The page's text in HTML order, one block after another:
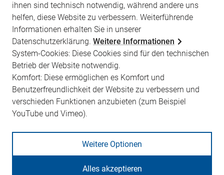
Leitfaden
DMP Leitfaden für Ärztinnen, Ärzte und
Praxisteams
Rechtsgrundlage
Vertrag: 1.11. Strukturiertes Behandlungsprogramm
Brustkrebs
Informationsblatt
DMP - Brustkrebs
ihnen sind technisch notwendig, während andere uns
helfen, diese Website zu verbessern. Weiterführende
Informationen erhalten Sie in unserer
Datenschutzerklärung. Weitere Informationen
System-Cookies: Diese Cookies sind für den technischen
Betrieb der Website notwendig.
Komfort: Diese ermöglichen es Komfort und
Benutzerfreundlichkeit der Website zu verbessern und
verschieden Funktionen anzubieten (zum Beispiel
YouTube und Vimeo).
Weitere Optionen
Alles akzeptieren